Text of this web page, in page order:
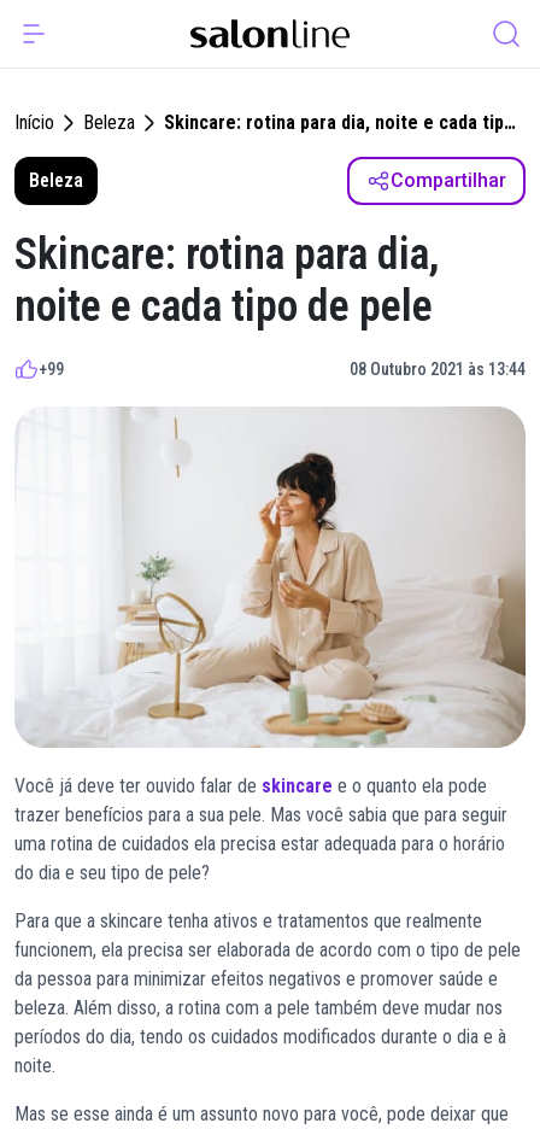
Início Beleza
Skincare: rotina para dia, noite e cada tipo
Beleza
Compartilhar
Skincare: rotina para dia,
noite e cada tipo de pele
+99 08 Outubro 2021 às 13:44
Você já deve ter ouvido falar de skincare e o quanto ela pode
trazer benefícios para a sua pele. Mas você sabia que para seguir
uma rotina de cuidados ela precisa estar adequada para o horário
do dia e seu tipo de pele?
Para que a skincare tenha ativos e tratamentos que realmente
funcionem, ela precisa ser elaborada de acordo com o tipo de pele
da pessoa para minimizar efeitos negativos e promover saúde e
beleza. Além disso, a rotina com a pele também deve mudar nos
períodos do dia, tendo os cuidados modificados durante o dia e à
noite.
Mas se esse ainda é um assunto novo para você, pode deixar que